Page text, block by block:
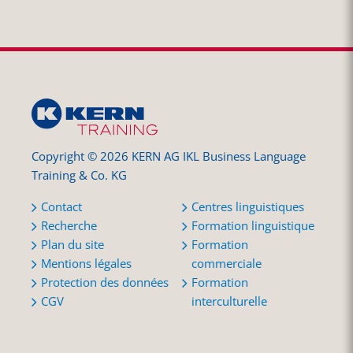
Copyright © 2026 KERN AG IKL Business Language
Training & Co. KG
Contact
Recherche
Plan du site
Mentions légales
Protection des données
CGV
Centres linguistiques
Formation linguistique
Formation
commerciale
Formation
interculturelle